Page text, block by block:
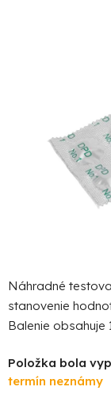
Náhradné
stanovenie
Balenie obsahuje
Položka bola
termín neznámy